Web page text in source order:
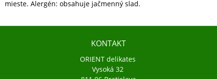
mieste. Alergén: obsahuje jačmenný slad.
KONTAKT
ORIENT delikates
Vysoká 32